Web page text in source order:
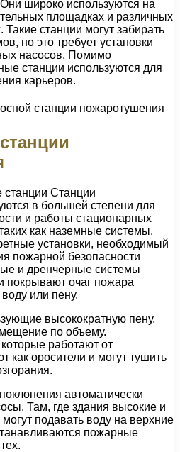
широко используются на
площадках и различных
станции могут забирать
но это требует установки
насосов. Помимо
станции используются для
карьеров.
Станции
в большей степени для
и работы стационарных
как наземные системы,
установки, необходимый
пожарной безопасности
и дренчерные системы
покрывают очаг пожара
или пену.
высокократную пену,
по объему.
работают от
как оросители и могут тушить
автоматически
Там, где здания высокие и
подавать воду на верхние
пожарные